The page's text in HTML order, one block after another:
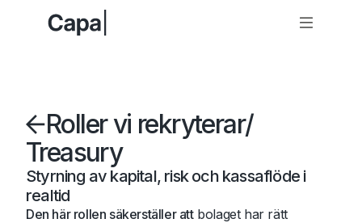
Roller vi rekryterar/
Treasury
Styrning av kapital, risk och kassaflöde i
realtid
Den här rollen säkerställer attbolaget har rätt